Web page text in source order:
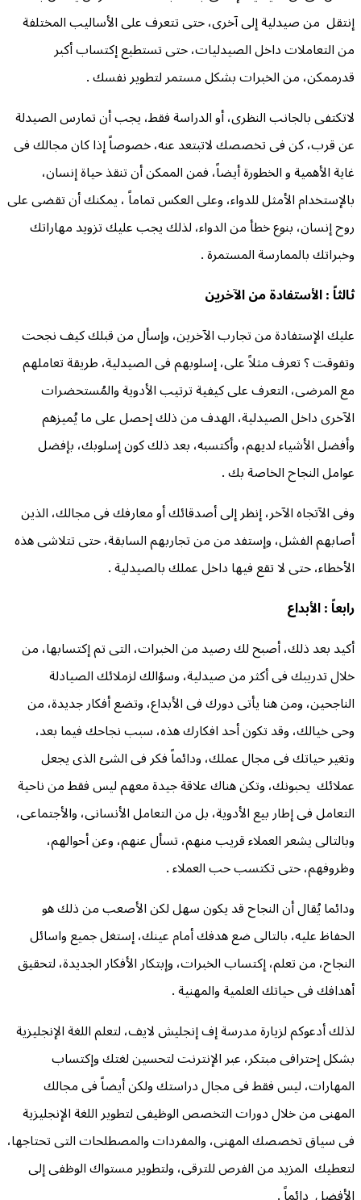
إنتقل من صيدلية إلى آخرى، حتى تتعرف على الأساليب المختلفة
من التعاملات داخل الصيدليات، حتى تستطيع إكتساب أكبر
قدرممكن، من الخبرات بشكل مستمر لتطوير نفسك .
لاتكتفى بالجانب النظرى، أو الدراسة فقط، يجب أن تمارس الصيدلة
عن قرب، كن فى تخصصك لاتبتعد عنه، خصوصاً إذا كان مجالك فى
غاية الأهمية و الخطورة أيضاً، فمن الممكن أن تنقذ حياة إنسان،
بالإستخدام الأمثل للدواء، وعلى العكس تماماً ، يمكنك أن تقضى على
روح إنسان، بنوع خطأ من الدواء، لذلك يجب عليك تزويد مهاراتك
وخبراتك بالممارسة المستمرة .
ثالثاً : الأستفادة من الآخرين
عليك الإستفادة من تجارب الآخرين، وإسأل من قبلك كيف نجحت
وتفوقت ؟ تعرف مثلاً على، إسلوبهم فى الصيدلية، طريقة تعاملهم
مع المرضى، التعرف على كيفية ترتيب الأدوية والمُستحضرات
الآخرى داخل الصيدلية، الهدف من ذلك إحصل على ما يُميزهم
وأفضل الأشياء لديهم، وأكتسبه، بعد ذلك كون إسلوبك، بإفضل
عوامل النجاح الخاصة بك .
وفى الآتجاه الآخر، إنظر إلى أصدقائك أو معارفك فى مجالك، الذين
أصابهم الفشل، وإستفد من من تجاربهم السابقة، حتى تتلاشى هذه
الأخطاء، حتى لا تقع فيها داخل عملك بالصيدلية .
رابعاً : الأبداع
أكيد بعد ذلك، أصبح لك رصيد من الخبرات، التى تم إكتسابها، من
خلال تدريبك فى أكثر من صيدلية، وسؤالك لزملائك الصيادلة
الناجحين، ومن هنا يأتى دورك فى الأبداع، وتضع أفكار جديدة، من
وحى خيالك، وقد تكون أحد افكارك هذه، سبب نجاحك فيما بعد،
وتغير حياتك فى مجال عملك، ودائماً فكر فى الشئ الذى يجعل
عملائك يحبونك، وتكن هناك علاقة جيدة معهم ليس فقط من ناحية
التعامل فى إطار بيع الأدوية، بل من التعامل الأنسانى، والأجتماعى،
وبالتالى يشعر العملاء قريب منهم، تسأل عنهم، وعن أحوالهم،
وظروفهم، حتى تكتسب حب العملاء .
ودائما يُقال أن النجاح قد يكون سهل لكن الأصعب من ذلك هو
الحفاظ عليه، بالتالى ضع هدفك أمام عينك، إستغل جميع واسائل
النجاح، من تعلم، إكتساب الخبرات، وإبتكار الأفكار الجديدة، لتحقيق
أهدافك فى حياتك العلمية والمهنية .
لذلك أدعوكم لزيارة مدرسة إف إنجليش لايف، لتعلم اللغة الإنجليزية
بشكل إحترافى مبتكر، عبر الإنترنت لتحسين لغتك وإكتساب
المهارات، ليس فقط فى مجال دراستك ولكن أيضاً فى مجالك
المهنى من خلال دورات التخصص الوظيفى لتطوير اللغة الإنجليزية
فى سياق تخصصك المهنى، والمفردات والمصطلحات التى تحتاجها،
لتعطيك المزيد من الفرص للترقى، ولتطوير مستواك الوظفى إلى
الأفضل دائماً .